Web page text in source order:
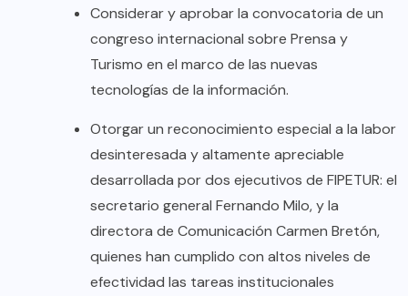
Considerar y aprobar la convocatoria de un
congreso internacional sobre Prensa y
Turismo en el marco de las nuevas
tecnologías de la información.
Otorgar un reconocimiento especial a la labor
desinteresada y altamente apreciable
desarrollada por dos ejecutivos de FIPETUR: el
secretario general Fernando Milo, y la
directora de Comunicación Carmen Bretón,
quienes han cumplido con altos niveles de
efectividad las tareas institucionales